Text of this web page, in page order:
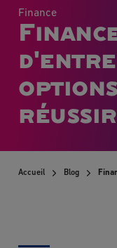
Finance
réussir
Accueil Blog